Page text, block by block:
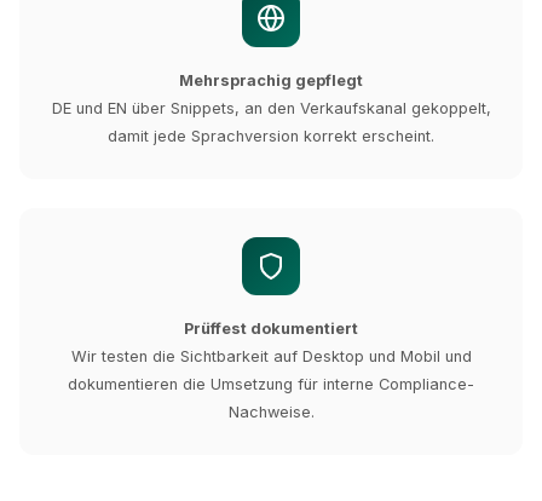
Mehrsprachig gepflegt
DE und EN über Snippets, an den Verkaufskanal gekoppelt,
damit jede Sprachversion korrekt erscheint.
Prüffest dokumentiert
Wir testen die Sichtbarkeit auf Desktop und Mobil und
dokumentieren die Umsetzung für interne Compliance-
Nachweise.